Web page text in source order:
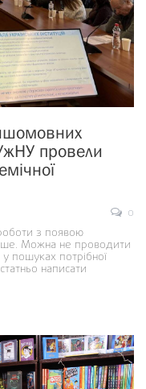
провели
0
з появою
Можна не проводити
пошуках потрібної
написати